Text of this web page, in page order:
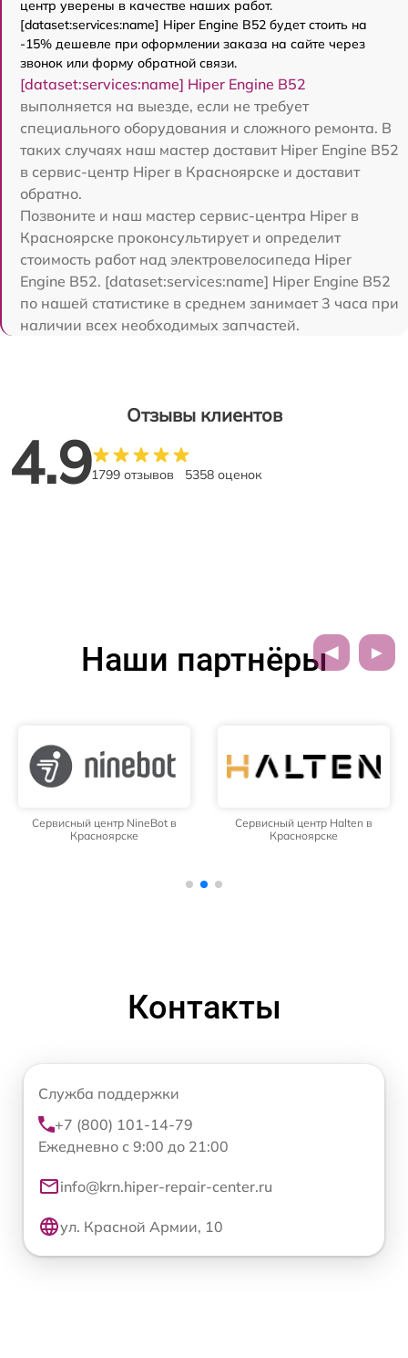
центр уверены в качестве наших работ.
[dataset:services:name] Hiper Engine B52 будет стоить на
-15% дешевле при оформлении заказа на сайте через
звонок или форму обратной связи.
[dataset:services:name] Hiper Engine B52
выполняется на выезде, если не требует
специального оборудования и сложного ремонта. В
таких случаях наш мастер доставит Hiper Engine B52
в сервис-центр Hiper в Красноярске и доставит
обратно.
Позвоните и наш мастер сервис-центра Hiper в
Красноярске проконсультирует и определит
стоимость работ над электровелосипеда Hiper
Engine B52. [dataset:services:name] Hiper Engine B52
по нашей статистике в среднем занимает 3 часа при
наличии всех необходимых запчастей.
Отзывы клиентов
4.91799 отзывов 5358 оценок
Наши партнёры
Сервисный центр NineBot в
Красноярске
Сервисный центр Halten в
Красноярске
Контакты
Служба поддержки
+7 (800) 101-14-79
Ежедневно с 9:00 до 21:00
info@krn.hiper-repair-center.ru
ул. Красной Армии, 10